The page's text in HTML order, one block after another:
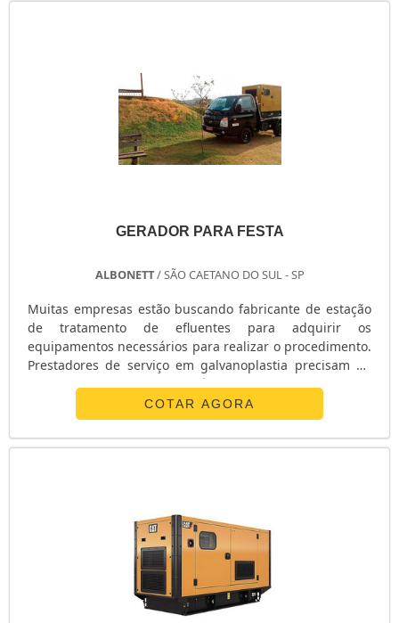
GERADOR PARA FESTA
ALBONETT/ SÃO CAETANO DO SUL - SP
Muitas empresas estão buscando fabricante de estação
de tratamento de efluentes para adquirir os
equipamentos necessários para realizar o procedimento.
Prestadores de serviço em galvanoplastia precisam de
uma estação para tratar os líquidos produzidos durante
o trabalho para evitar multas. Além disso, a fiscalização
nas empresas é severa e pode ocasionar diversas
punições, caso não haja tratamento no efluente.
COTAR AGORA